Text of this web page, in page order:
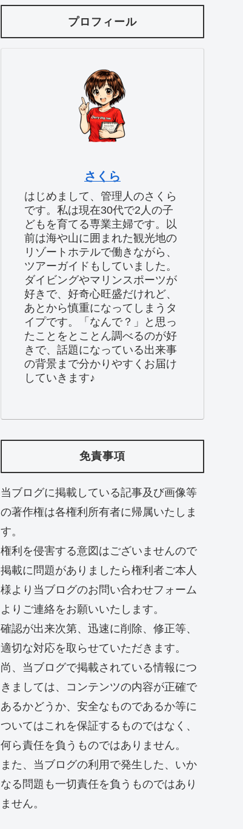
プロフィール
さくら
はじめまして、管理人のさくら
です。私は現在30代で2人の子
どもを育てる専業主婦です。以
前は海や山に囲まれた観光地の
リゾートホテルで働きながら、
ツアーガイドもしていました。
ダイビングやマリンスポーツが
好きで、好奇心旺盛だけれど、
あとから慎重になってしまうタ
イプです。「なんで？」と思っ
たことをとことん調べるのが好
きで、話題になっている出来事
の背景まで分かりやすくお届け
していきます♪
免責事項
当ブログに掲載している記事及び画像等
の著作権は各権利所有者に帰属いたしま
す。
権利を侵害する意図はございませんので
掲載に問題がありましたら権利者ご本人
様より当ブログのお問い合わせフォーム
よりご連絡をお願いいたします。
確認が出来次第、迅速に削除、修正等、
適切な対応を取らせていただきます。
尚、当ブログで掲載されている情報につ
きましては、コンテンツの内容が正確で
あるかどうか、安全なものであるか等に
ついてはこれを保証するものではなく、
何ら責任を負うものではありません。
また、当ブログの利用で発生した、いか
なる問題も一切責任を負うものではあり
ません。